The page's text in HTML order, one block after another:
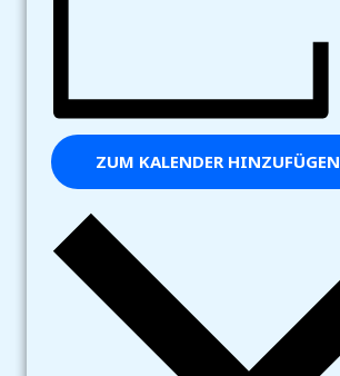
ZUM KALENDER HINZUFÜGEN